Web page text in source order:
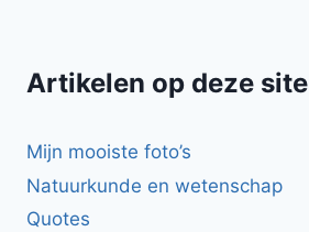
Artikelen op deze site
Mijn mooiste foto’s
Natuurkunde en wetenschap
Quotes